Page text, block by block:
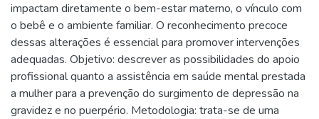
impactam diretamente o bem-estar materno, o vínculo com
o bebê e o ambiente familiar. O reconhecimento precoce
dessas alterações é essencial para promover intervenções
adequadas. Objetivo: descrever as possibilidades do apoio
profissional quanto a assistência em saúde mental prestada
a mulher para a prevenção do surgimento de depressão na
gravidez e no puerpério. Metodologia: trata-se de uma